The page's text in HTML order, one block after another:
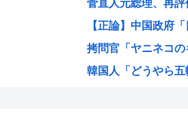
菅直人元総理、再
【正論】中国政府
拷問官「ヤニネコの
韓国人「どうやら